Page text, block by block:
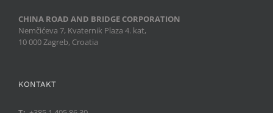
CHINA ROAD AND BRIDGE CORPORATION
Nemčićeva 7, Kvaternik Plaza 4. kat,
10 000 Zagreb, Croatia
KONTAKT